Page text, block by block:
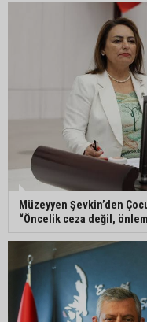
Müzeyyen Şevkin’den
“Öncelik ceza değil,